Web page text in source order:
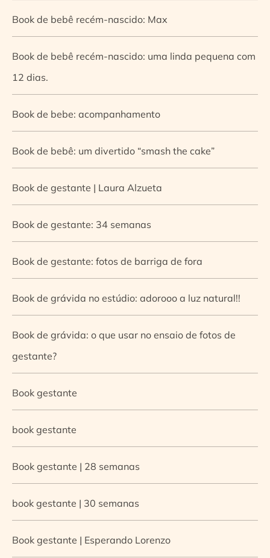
Book de bebê recém-nascido: Max
Book de bebê recém-nascido: uma linda pequena com
12 dias.
Book de bebe: acompanhamento
Book de bebê: um divertido “smash the cake”
Book de gestante | Laura Alzueta
Book de gestante: 34 semanas
Book de gestante: fotos de barriga de fora
Book de grávida no estúdio: adorooo a luz natural!!
Book de grávida: o que usar no ensaio de fotos de
gestante?
Book gestante
book gestante
Book gestante | 28 semanas
book gestante | 30 semanas
Book gestante | Esperando Lorenzo